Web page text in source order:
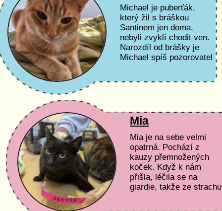
Michael je puberťák,
který žil s bráškou
Santinem jen doma,
nebyli zvyklí chodit ven.
Narozdíl od brášky je
Michael spíš pozorovatel
Mia
Mia je na sebe velmi
opatrná. Pochází z
kauzy přemnožených
koček. Když k nám
přišla, léčila se na
giardie, takže ze strachu